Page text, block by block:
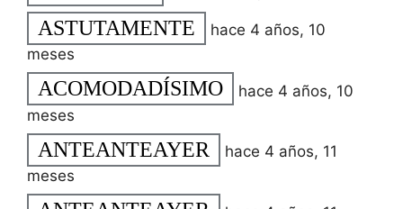
ASTUTAMENTE
hace 4 años, 10
meses
ACOMODADÍSIMO
hace 4 años, 10
meses
ANTEANTEAYER
hace 4 años, 11
meses